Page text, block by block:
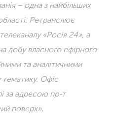
– одна з найбільших
Ретранслює
«Росія 24», а
добу власного ефірного
та аналітичними
тематику. Офіс
за адресою пр-т
поверх».